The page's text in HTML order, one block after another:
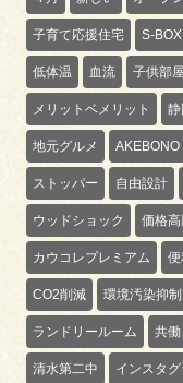
子育て応援住宅 S-BOX
低体温 血流 子供部屋
メリットベメリット
地元グルメ AKEBONO
ストッパー 自由設計
ウッドショック 価格高
カウコレプレミアム
CO2削減 環境汚染抑制
ランドリールーム 共働
清水第二中 インスタグ